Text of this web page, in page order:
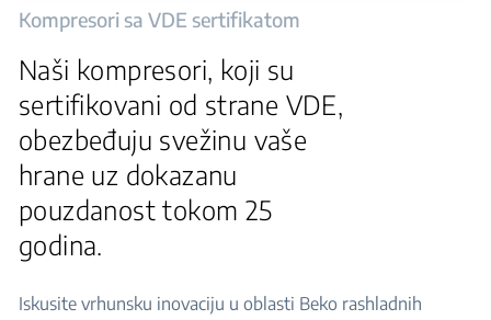
Kompresori sa VDE sertifikatom
Naši kompresori, koji su
sertifikovani od strane VDE,
obezbeđuju svežinu vaše
hrane uz dokazanu
pouzdanost tokom 25
godina.
Iskusite vrhunsku inovaciju u oblasti Beko rashladnih